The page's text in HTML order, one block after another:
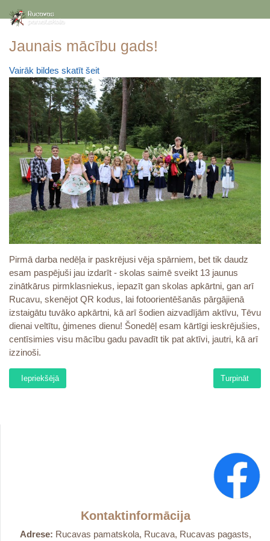
Jaunais mācību gads!
Vairāk bildes skatīt šeit
Pirmā darba nedēļa ir paskrējusi vēja spārniem, bet tik daudz
esam paspējuši jau izdarīt - skolas saimē sveikt 13 jaunus
zinātkārus pirmklasniekus, iepazīt gan skolas apkārtni, gan arī
Rucavu, skenējot QR kodus, lai fotoorientēšanās pārgājienā
izstaigātu tuvāko apkārtni, kā arī šodien aizvadījām aktīvu, Tēvu
dienai veltītu, ģimenes dienu! Šonedēļ esam kārtīgi ieskrējušies,
centīsimies visu mācību gadu pavadīt tik pat aktīvi, jautri, kā arī
izzinoši.
Iepriekšējais raksts: Dzejas dienas
Iepriekšējā Nākamais
Turpināt
Kontaktinformācija
Adrese: Rucavas pamatskola, Rucava, Rucavas pagasts,